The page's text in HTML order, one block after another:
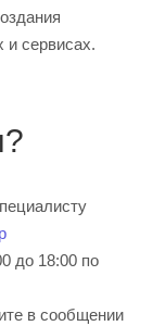
и сервисах.
до 18:00 по
в сообщении